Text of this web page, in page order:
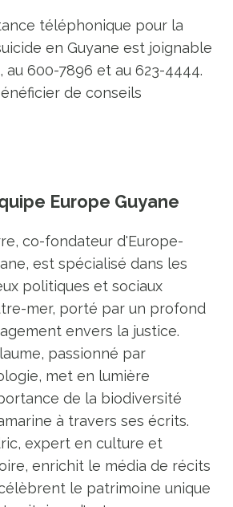
téléphonique pour la
en Guyane est joignable
au 600-7896 et au 623-4444.
de conseils
Europe Guyane
co-fondateur d'Europe-
est spécialisé dans les
politiques et sociaux
mer, porté par un profond
envers la justice.
passionné par
met en lumière
de la biodiversité
à travers ses écrits.
expert en culture et
enrichit le média de récits
le patrimoine unique